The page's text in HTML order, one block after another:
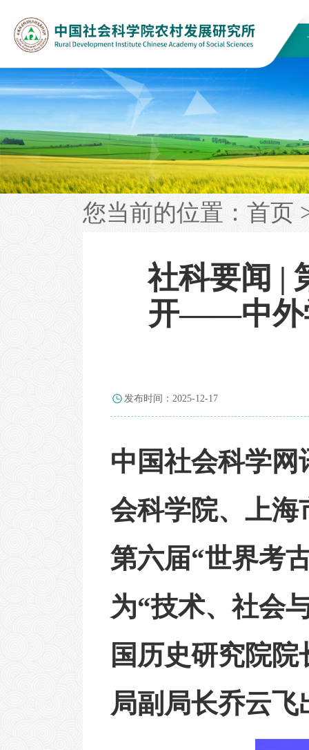
您当前的位置： 首页
社科要闻 |
开——中外
发布时间：2025-12-17
中国社会科学网
会科学院、上海
第六届“世界考
为“技术、社会
国历史研究院
局副局长乔云